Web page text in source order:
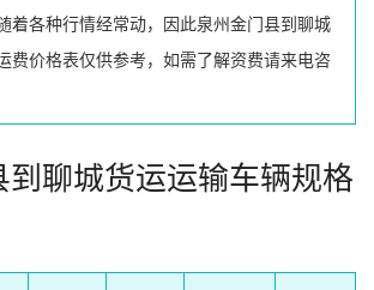
着各种行情经常动，因此泉州金门县到聊城
费价格表仅供参考，如需了解资费请来电咨
到聊城货运运输车辆规格